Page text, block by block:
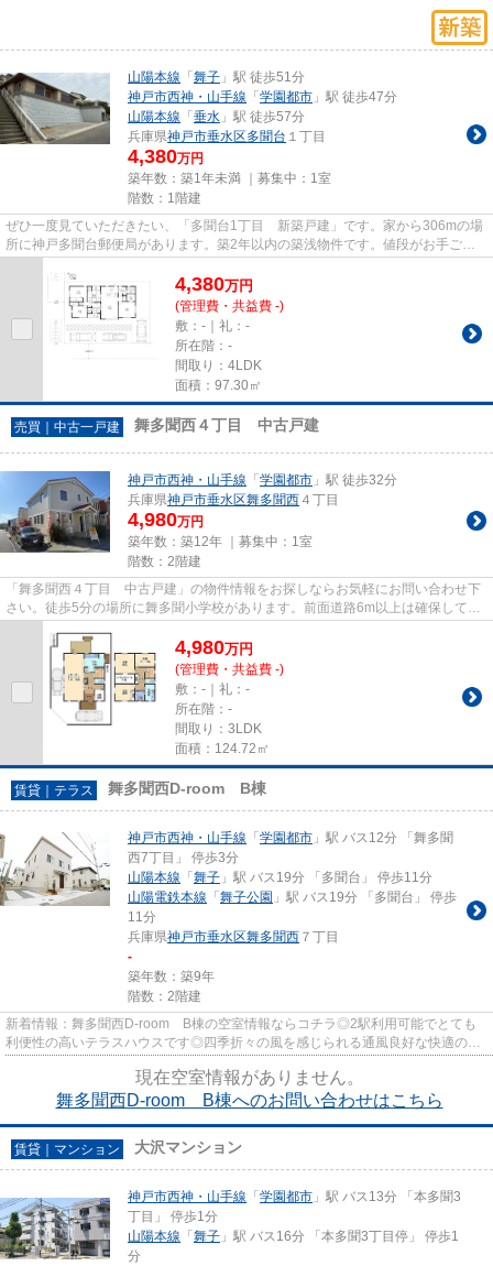
山陽本線 「 舞子 」駅 徒歩51分
神戸市西神・山手線 「 学園都市 」駅 徒歩47分
山陽本線 「 垂水 」駅 徒歩57分
兵庫県神戸市垂水区多聞台 １丁目
4,380万円
築年数：築1年未満 ｜募集中： 1室
階数：1階建
ぜひ一度見ていただきたい、「多聞台1丁目 新築戸建」です。家から306mの場
所に神戸多聞台郵便局があります。築2年以内の築浅物件です。値段がお手ごろ
4,380万円
(管理費・共益費 -)
敷：-｜礼：-
所在階：-
間取り：4LDK
面積：97.30㎡
売買｜中古一戸建 舞多聞西４丁目 中古戸建
神戸市西神・山手線 「 学園都市 」駅 徒歩32分
兵庫県神戸市垂水区舞多聞西 ４丁目
4,980万円
築年数：築12年 ｜募集中： 1室
階数：2階建
「舞多聞西４丁目 中古戸建」の物件情報をお探しならお気軽にお問い合わせ下
さい。徒歩5分の場所に舞多聞小学校があります。前面道路6m以上は確保してい
4,980万円
(管理費・共益費 -)
敷：-｜礼：-
所在階：-
間取り：3LDK
面積：124.72㎡
賃貸｜テラス 舞多聞西D-room B棟
神戸市西神・山手線 「 学園都市 」駅 バス12分 「舞多聞
西7丁目」 停歩3分
山陽本線 「 舞子 」駅 バス19分 「多聞台」 停歩11分
山陽電鉄本線 「 舞子公園 」駅 バス19分 「多聞台」 停歩
11分
兵庫県神戸市垂水区舞多聞西 ７丁目
-
築年数：築9年
階数：2階建
新着情報：舞多聞西D-room B棟の空室情報ならコチラ◎2駅利用可能でとても
利便性の高いテラスハウスです◎四季折々の風を感じられる通風良好な快適のテ
現在空室情報がありません。
舞多聞西D-room B棟へのお問い合わせはこちら
賃貸｜マンション 大沢マンション
神戸市西神・山手線 「 学園都市 」駅 バス13分 「本多聞3
丁目」 停歩1分
山陽本線 「 舞子 」駅 バス16分 「本多聞3丁目停」 停歩1
分